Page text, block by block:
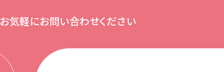
お気軽にお問い合わせください